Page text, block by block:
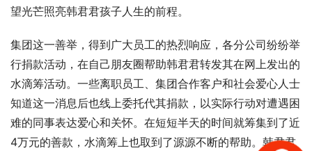
望光芒照亮韩君君孩子人生的前程。
集团这一善举，得到广大员工的热烈响应，各分公司纷纷举
行捐款活动，在自己朋友圈帮助韩君君转发其在网上发出的
水滴筹活动。一些离职员工、集团合作客户和社会爱心人士
知道这一消息后也线上委托代其捐款，以实际行动对遭遇困
难的同事表达爱心和关怀。在短短半天的时间就筹集到了近
4万元的善款，水滴筹上也取到了源源不断的帮助。韩君君